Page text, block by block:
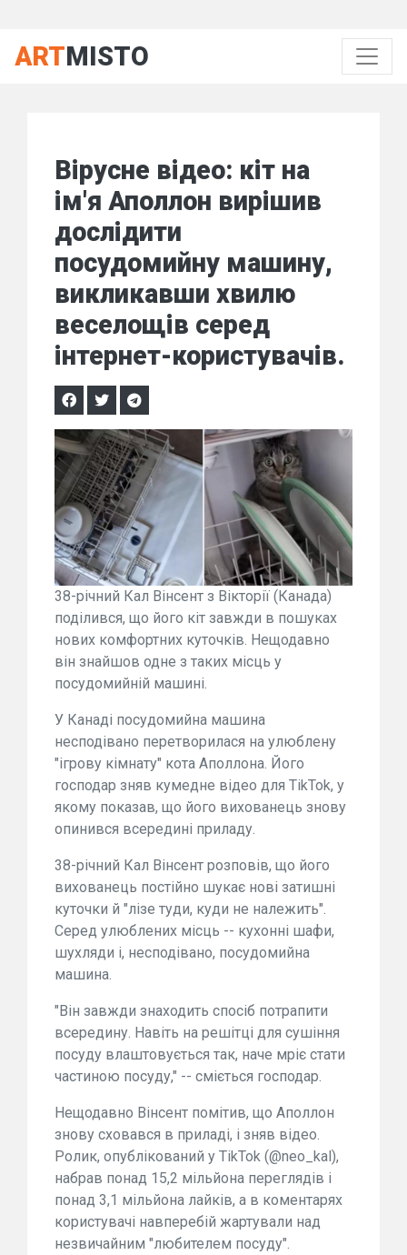
ARTMISTO
Вірусне відео: кіт на
ім'я Аполлон вирішив
дослідити
посудомийну машину,
викликавши хвилю
веселощів серед
інтернет-користувачів.
38-річний Кал Вінсент з Вікторії (Канада)
поділився, що його кіт завжди в пошуках
нових комфортних куточків. Нещодавно
він знайшов одне з таких місць у
посудомийній машині.
У Канаді посудомийна машина
несподівано перетворилася на улюблену
"ігрову кімнату" кота Аполлона. Його
господар зняв кумедне відео для TikTok, у
якому показав, що його вихованець знову
опинився всередині приладу.
38-річний Кал Вінсент розповів, що його
вихованець постійно шукає нові затишні
куточки й "лізе туди, куди не належить".
Серед улюблених місць -- кухонні шафи,
шухляди і, несподівано, посудомийна
машина.
"Він завжди знаходить спосіб потрапити
всередину. Навіть на решітці для сушіння
посуду влаштовується так, наче мріє стати
частиною посуду," -- сміється господар.
Нещодавно Вінсент помітив, що Аполлон
знову сховався в приладі, і зняв відео.
Ролик, опублікований у TikTok (@neo_kal),
набрав понад 15,2 мільйона переглядів і
понад 3,1 мільйона лайків, а в коментарях
користувачі навперебій жартували над
незвичайним "любителем посуду".